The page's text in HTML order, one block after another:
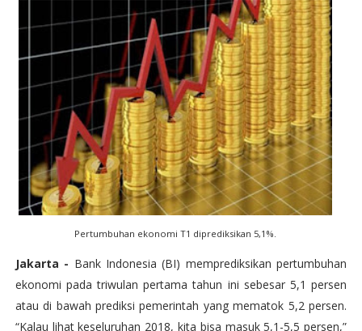
Pertumbuhan ekonomi T1 diprediksikan 5,1%.
Jakarta - Bank Indonesia (BI) memprediksikan pertumbuhan
ekonomi pada triwulan pertama tahun ini sebesar 5,1 persen
atau di bawah prediksi pemerintah yang mematok 5,2 persen.
“Kalau lihat keseluruhan 2018, kita bisa masuk 5,1-5,5 persen,”